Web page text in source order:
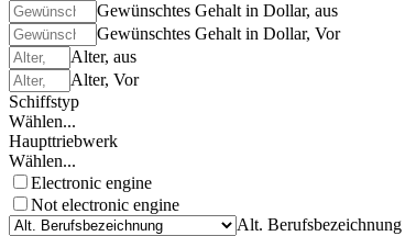
Gewünschtes Gehalt in Dollar, aus
Gewünschtes Gehalt in Dollar, Vor
Alter, aus
Alter, Vor
Schiffstyp
Wählen...
Haupttriebwerk
Wählen...
Electronic engine
Not electronic engine
Alt. Berufsbezeichnung